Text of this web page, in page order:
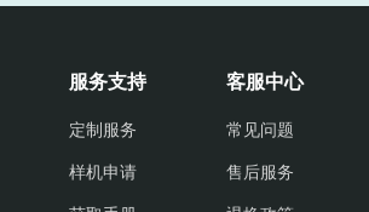
服务支持
定制服务
样机申请
客服中心
常见问题
售后服务